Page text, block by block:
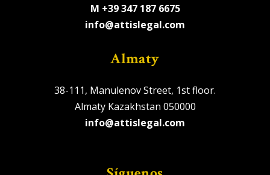
M +39 347 187 6675
info@attislegal.com
Almaty
38-111, Manulenov Street, 1st floor.
Almaty Kazakhstan 050000
info@attislegal.com